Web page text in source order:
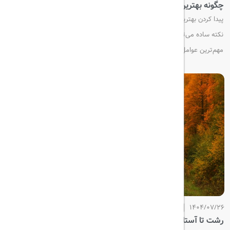
چگونه بهترین تورهای مسافرتی را پیدا کنیم؟
پیدا کردن بهترین تورهای مسافرتی ممکن است چالش‌برانگیز باشد، اما با چند
نکته ساده می‌توانید تجربه‌ای بی‌نظیر از سفر را برای خودتان فراهم کنید. یکی از
مهم‌ترین عوامل در انتخاب تور مناسب، بررسی دقیق پیشنهادات و نظرات
1404/07/26
رشت تا آستارا؛ مسیر حیاتی کریدور شمال–جنوب به کجا رسیده